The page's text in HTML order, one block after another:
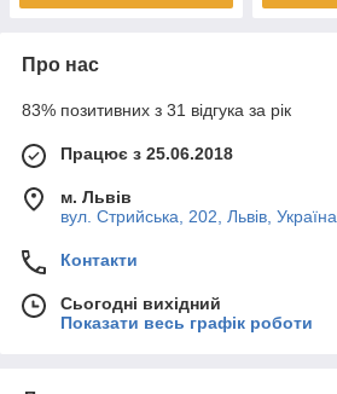
Про нас
83% позитивних з 31 відгука за рік
Працює з 25.06.2018
м. Львів
вул. Стрийська, 202, Львів, Україна
Контакти
Сьогодні вихідний
Показати весь графік роботи